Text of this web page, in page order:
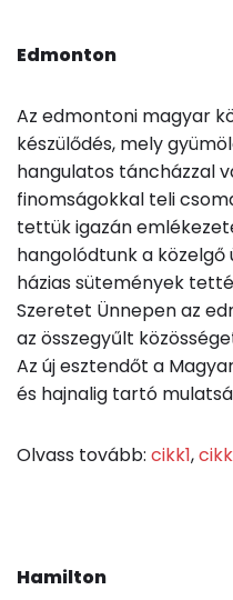
Edmonton
Az edmontoni magyar
készülődés, mely
hangulatos táncházzal
finomságokkal teli
tettük igazán
hangolódtunk a közelgő
házias sütemények
Szeretet Ünnepen az
az összegyűlt
Az új esztendőt a
és hajnalig tartó
Olvass tovább: cikk1,
Hamilton